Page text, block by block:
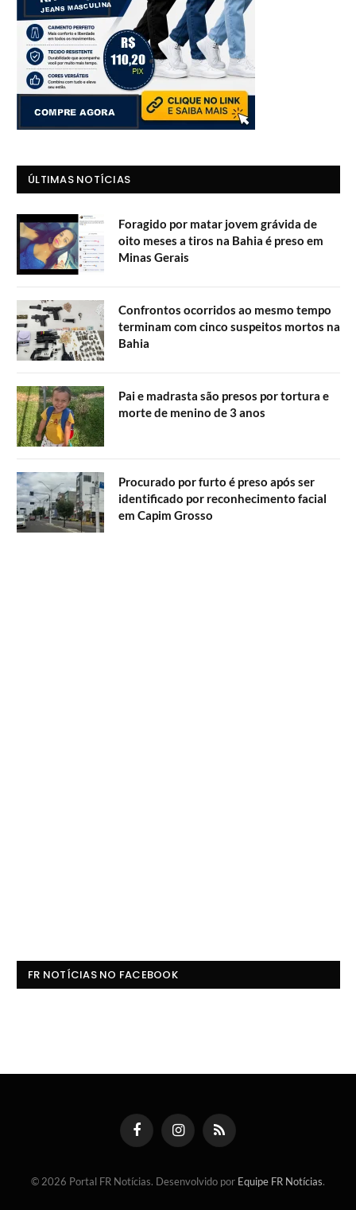
ÚLTIMAS NOTÍCIAS
Foragido por matar jovem grávida de
oito meses a tiros na Bahia é preso em
Minas Gerais
Confrontos ocorridos ao mesmo tempo
terminam com cinco suspeitos mortos na
Bahia
Pai e madrasta são presos por tortura e
morte de menino de 3 anos
Procurado por furto é preso após ser
identificado por reconhecimento facial
em Capim Grosso
FR NOTÍCIAS NO FACEBOOK
FacebookInstagramRSS
© 2026 Portal FR Notícias. Desenvolvido por Equipe FR Notícias.